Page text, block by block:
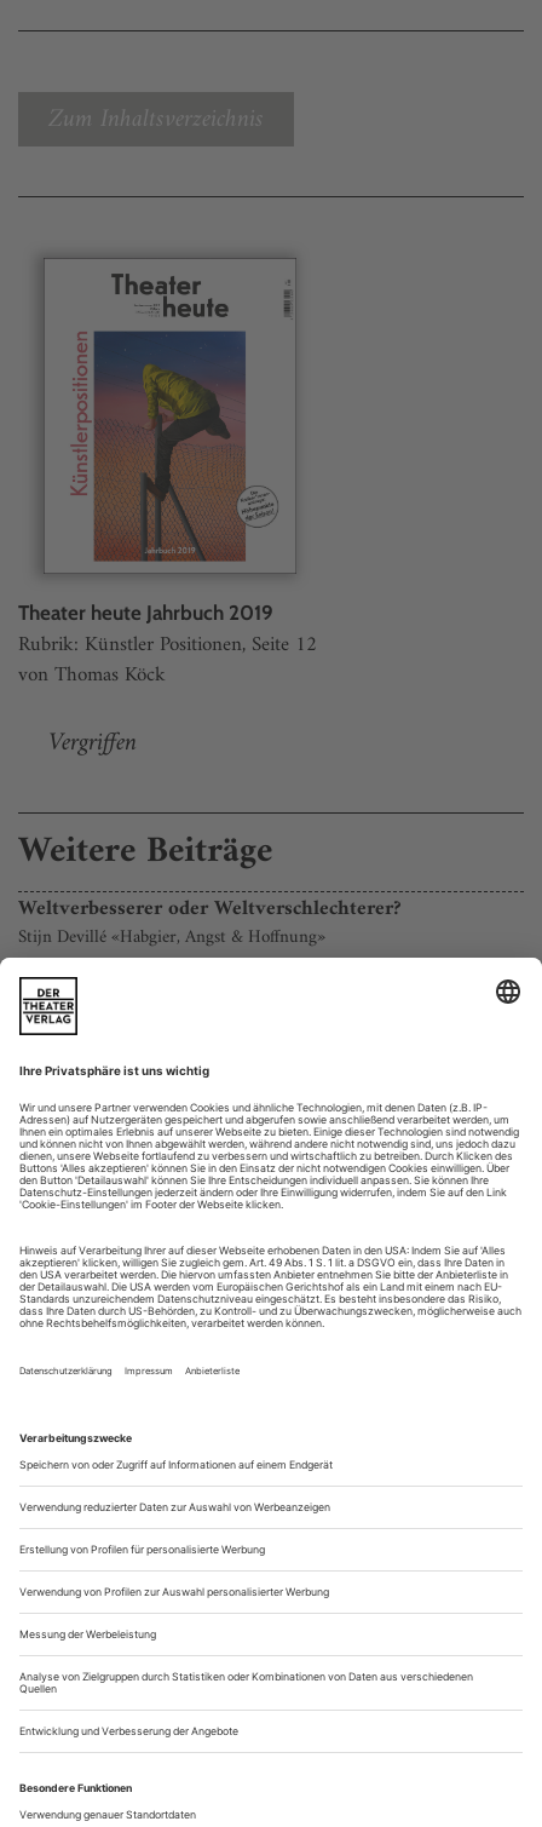
Zum Inhaltsverzeichnis
Theater heute Jahrbuch 2019
Rubrik: Künstler Positionen, Seite 12
von Thomas Köck
Vergriffen
Weitere Beiträge
Weltverbesserer oder Weltverschlechterer?
Stijn Devillé «Habgier, Angst & Hoffnung»
Die verflochtene Familien-, Finanz- und Wirtschaftsgeschichte
«Habgier, Angst & Hoffnung. Zehn Jahre in Europa» des
belgischen Autors, Regisseurs und Theaterleiters Stijn Devillé
spannt einen großen Bogen von den Anfängen dieses
Jahrhunderts bis zur Gegenwart und beginnt im ersten Teil
seiner Trilogie («Habgier») mit einer Erzählung aus
ungewohnter Perspek­tive....
Rückzug aus dem Gewusel
Der Maler Christian Thoelke verdichtet in seinen großformatigen
Gemälden die Zeit
Was macht einen Künstler heute zum Künstler? Was ist seine
Aus dem Gewusel der alles fordernden und überfordernden
Alltäglichkeit unserer Städte zurück in die Stille,
Unaufgeregtheit oder Leere einer Probebühne, eines Sets,
eines Ateliers. Da hat man –...
Vergangenheitsschrott und Zukunftsmüll
Mehdi Moradpour «Attentat oder Frische Blumen für Carl Ludwig»
1815 bricht auf der indonesischen Insel Sumbawa der
Stratovulkan Tambora aus. Mit einer so gewaltigen Intensität
kehrt die Erde ihr Innerstes nach außen, dass das
ausgestoßene Material zu weitreichenden
Wetterveränderungen in Nordamerika und Europa führt. Die
vulkanische Asche verdunkelt den Himmel, und das Jahr